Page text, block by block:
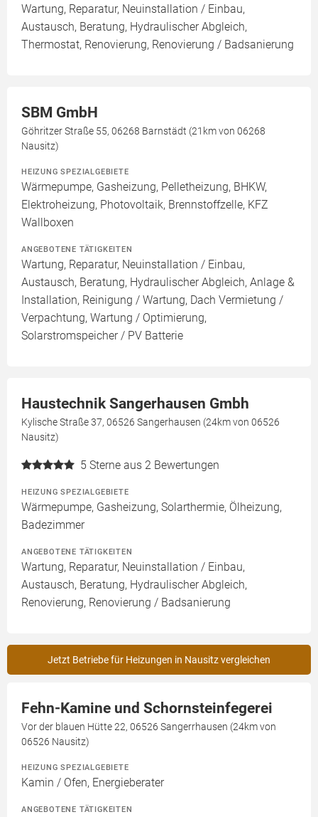
Wartung, Reparatur, Neuinstallation / Einbau,
Austausch, Beratung, Hydraulischer Abgleich,
Thermostat, Renovierung, Renovierung / Badsanierung
SBM GmbH
Göhritzer Straße 55, 06268 Barnstädt (21km von 06268
Nausitz)
HEIZUNG SPEZIALGEBIETE
Wärmepumpe, Gasheizung, Pelletheizung, BHKW,
Elektroheizung, Photovoltaik, Brennstoffzelle, KFZ
Wallboxen
ANGEBOTENE TÄTIGKEITEN
Wartung, Reparatur, Neuinstallation / Einbau,
Austausch, Beratung, Hydraulischer Abgleich, Anlage &
Installation, Reinigung / Wartung, Dach Vermietung /
Verpachtung, Wartung / Optimierung,
Solarstromspeicher / PV Batterie
Haustechnik Sangerhausen Gmbh
Kylische Straße 37, 06526 Sangerhausen (24km von 06526
Nausitz)
5 Sterne aus 2 Bewertungen
HEIZUNG SPEZIALGEBIETE
Wärmepumpe, Gasheizung, Solarthermie, Ölheizung,
Badezimmer
ANGEBOTENE TÄTIGKEITEN
Wartung, Reparatur, Neuinstallation / Einbau,
Austausch, Beratung, Hydraulischer Abgleich,
Renovierung, Renovierung / Badsanierung
Jetzt Betriebe für Heizungen in Nausitz vergleichen
Fehn-Kamine und Schornsteinfegerei
Vor der blauen Hütte 22, 06526 Sangerrhausen (24km von
06526 Nausitz)
HEIZUNG SPEZIALGEBIETE
Kamin / Ofen, Energieberater
ANGEBOTENE TÄTIGKEITEN